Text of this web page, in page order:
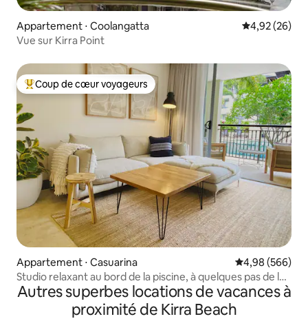
Appartement ⋅ Coolangatta Évaluation
4,92 (26)
Vue sur Kirra Point
Coups de cœur voyageurs les plus appréciés
Coup de cœur voyageurs
Appartement ⋅ Casuarina Évaluation
4,98 (566)
Studio relaxant au bord de la piscine, à quelques pas de la
plage
Autres superbes locations de vacances à
proximité de Kirra Beach